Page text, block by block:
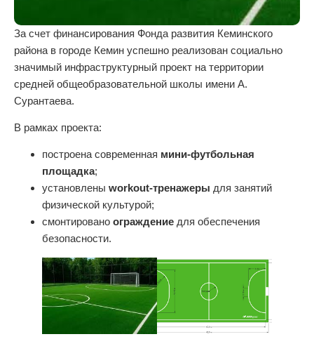
За счет финансирования Фонда развития Кеминского
района в городе Кемин успешно реализован социально
значимый инфраструктурный проект на территории
средней общеобразовательной школы имени А.
Сурантаева.
В рамках проекта:
построена современная мини-футбольная
площадка;
установлены workout-тренажеры для занятий
физической культурой;
смонтировано ограждение для обеспечения
безопасности.